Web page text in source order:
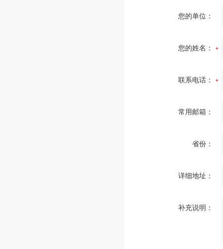
您的单位：
您的姓名：
联系电话：
常用邮箱：
省份：
详细地址：
补充说明：